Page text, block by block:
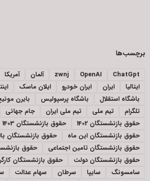
برچسب‌ها
ChatGpt
OpenAI
zwnj آلمان آمریکا
ایتالیا
ایران ایران خودرو ایلان ماسک
باشگاه استقلال
باشگاه پرسپولیس بایرن
تلگرام
تیم ملی تیم ملی ایران جام جهانی
حقوق بازنشستگان 1402
حقوق بازنشستگان 1403
حقوق بازنشستگان این ماه
حقوق بازنشستگان
حقوق بازنشستگان تامین اجتماعی
حقوق
حقوق بازنشستگان دولت
حقوق بازنشستگان
سامسونگ
سایپا سرطان سهام عدالت